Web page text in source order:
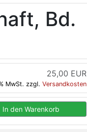
Bd.
25,00 EUR
MwSt. zzgl. Versandkosten
In den Warenkorb